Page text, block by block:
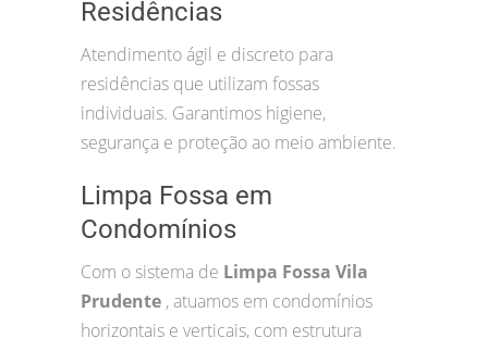
Residências
Atendimento ágil e discreto para
residências que utilizam fossas
individuais. Garantimos higiene,
segurança e proteção ao meio ambiente.
Limpa Fossa em
Condomínios
Com o sistema de Limpa Fossa Vila
Prudente , atuamos em condomínios
horizontais e verticais, com estrutura